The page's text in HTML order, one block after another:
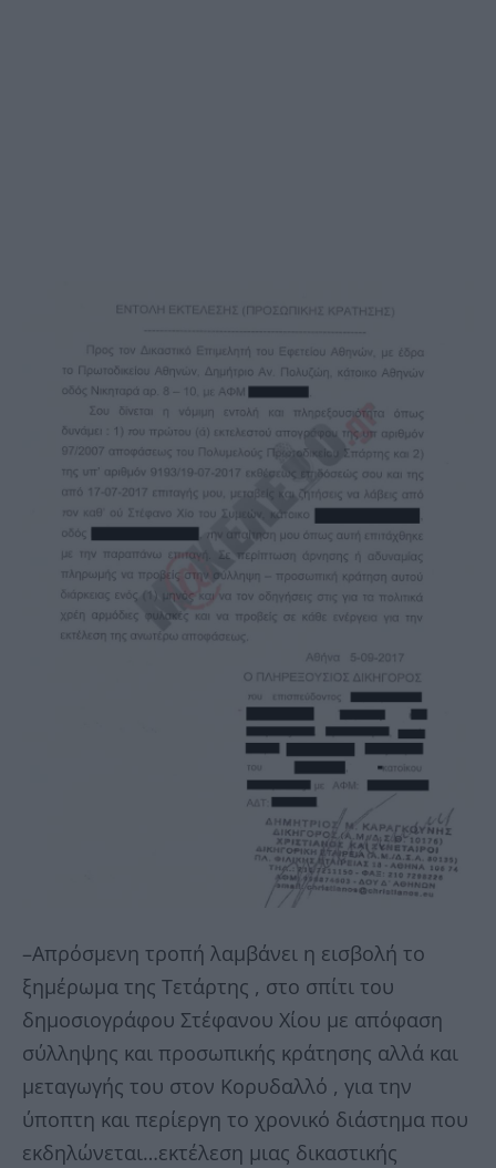
–Απρόσμενη τροπή λαμβάνει η εισβολή το
ξημέρωμα της Τετάρτης , στο σπίτι του
δημοσιογράφου Στέφανου Χίου με απόφαση
σύλληψης και προσωπικής κράτησης αλλά και
μεταγωγής του στον Κορυδαλλό , για την
ύποπτη και περίεργη το χρονικό διάστημα που
εκδηλώνεται…εκτέλεση μιας δικαστικής